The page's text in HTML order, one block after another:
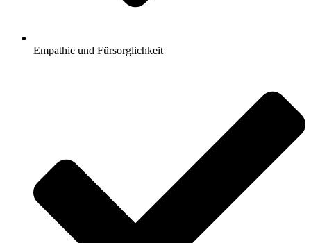
Empathie und Fürsorglichkeit